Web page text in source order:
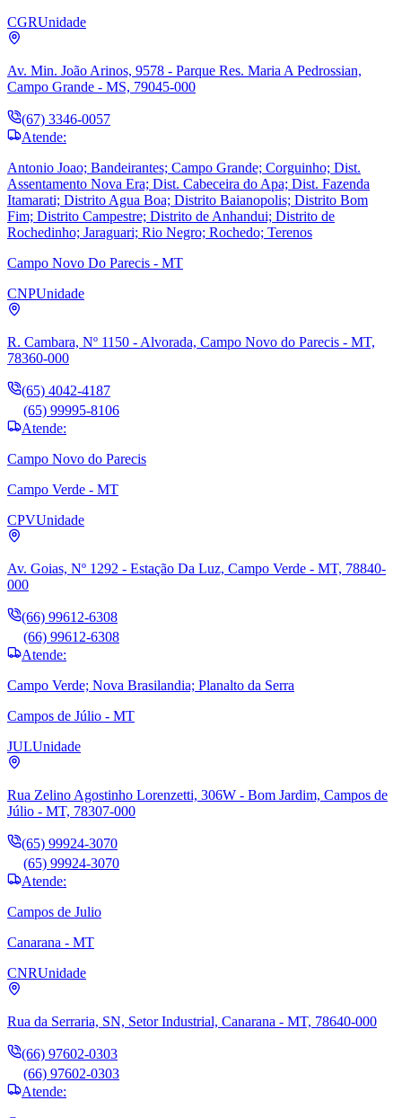
CGRUnidade
Av. Min. João Arinos, 9578 - Parque Res. Maria A Pedrossian,
Campo Grande - MS, 79045-000
(67) 3346-0057
Atende:
Antonio Joao; Bandeirantes; Campo Grande; Corguinho; Dist.
Assentamento Nova Era; Dist. Cabeceira do Apa; Dist. Fazenda
Itamarati; Distrito Agua Boa; Distrito Baianopolis; Distrito Bom
Fim; Distrito Campestre; Distrito de Anhandui; Distrito de
Rochedinho; Jaraguari; Rio Negro; Rochedo; Terenos
Campo Novo Do Parecis - MT
CNPUnidade
R. Cambara, Nº 1150 - Alvorada, Campo Novo do Parecis - MT,
78360-000
(65) 4042-4187
(65) 99995-8106
Atende:
Campo Novo do Parecis
Campo Verde - MT
CPVUnidade
Av. Goias, Nº 1292 - Estação Da Luz, Campo Verde - MT, 78840-
000
(66) 99612-6308
(66) 99612-6308
Atende:
Campo Verde; Nova Brasilandia; Planalto da Serra
Campos de Júlio - MT
JULUnidade
Rua Zelino Agostinho Lorenzetti, 306W - Bom Jardim, Campos de
Júlio - MT, 78307-000
(65) 99924-3070
(65) 99924-3070
Atende:
Campos de Julio
Canarana - MT
CNRUnidade
Rua da Serraria, SN, Setor Industrial, Canarana - MT, 78640-000
(66) 97602-0303
(66) 97602-0303
Atende: